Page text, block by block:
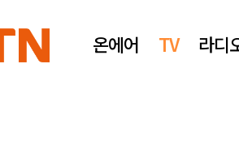
온에어 TV 라디